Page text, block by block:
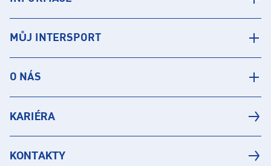
MŮJ INTERSPORT
O NÁS
KARIÉRA
KONTAKTY